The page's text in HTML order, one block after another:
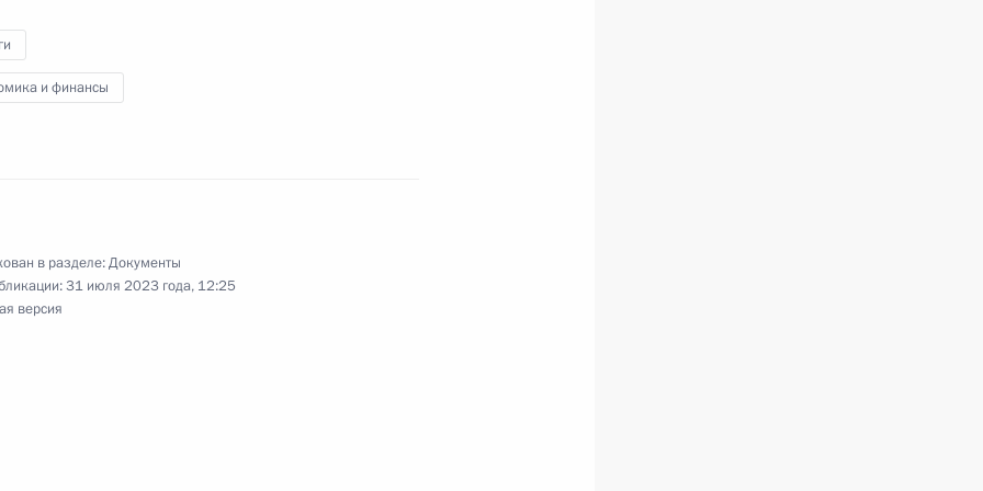
осуществления
и финансы
в разделе:Документы
31 июля 2023 года, 12:25
версия